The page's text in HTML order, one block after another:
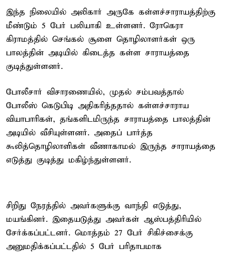
இந்த நிலையில் அலிகார் அருகே கள்ளச்சாராயத்திற்கு
மீண்டும் 5 பேர் பலியாகி உள்ளனர். ரோகெரா
கிராமத்தில் செங்கல் சூளை தொழிலாளர்கள் ஒரு
பாலத்தின் அடியில் கிடைத்த கள்ள சாராயத்தை
குடித்துள்ளனர்.
போலீசார் விசாரணையில், முதல் சம்பவத்தால்
போலீஸ் கெடுபிடி அதிகரித்ததால் கள்ளச்சாராய
வியாபாரிகள், தங்களிடமிருந்த சாராயத்தை பாலத்தின்
அடியில் வீசியுள்ளனர். அதைப் பார்த்த
கூலித்தொழிலாளிகள் வீணாகாமல் இருந்த சாராயத்தை
எடுத்து குடித்து மகிழ்ந்துள்ளனர்.
சிறிது நேரத்தில் அவர்களுக்கு வாந்தி எடுத்து,
மயங்கினர். இதையடுத்து அவர்கள் ஆஸ்பத்திரியில்
சேர்க்கப்பட்டனர். மொத்தம் 27 பேர் சிகிச்சைக்கு
அனுமதிக்கப்பட்டதில் 5 பேர் பரிதாபமாக